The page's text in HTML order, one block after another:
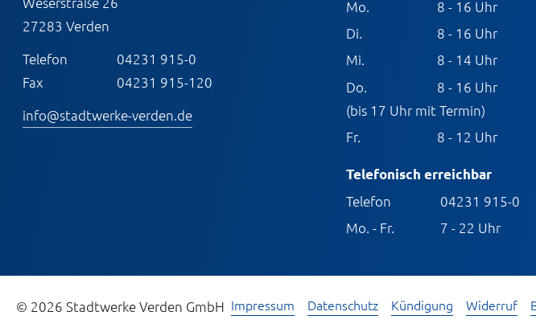
27283 Verden
Telefon
04231 915-0
Fax
04231 915-120
info@stadtwerke-verden.de
Mo.
8 - 16 Uhr
Di.
8 - 16 Uhr
Mi.
8 - 14 Uhr
Do.
8 - 16 Uhr
(bis 17 Uhr mit Termin)
Fr.
8 - 12 Uhr
Telefonisch erreichbar
Telefon
04231 915-0
Mo. - Fr.
7 - 22 Uhr
© 2026 Stadtwerke Verden GmbH Impressum Datenschutz Kündigung Widerruf